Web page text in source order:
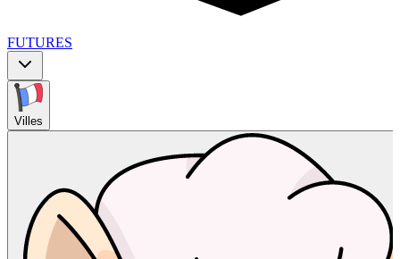
FUTURES
Villes